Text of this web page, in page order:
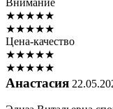
★★★★★
★★★★★
Цена-качество
★★★★★
★★★★★
Анастасия